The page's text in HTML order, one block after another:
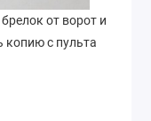
от ворот и
копию с пульта